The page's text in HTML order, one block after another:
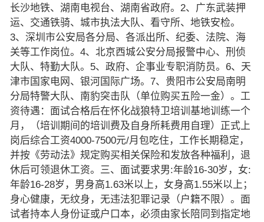
长沙地铁、湖南电视台、湖南省政府。2、广东武装押
运、交通铁骑、城市执法大队、看守所、地铁安检。
3、深圳市公安局各分局、各派出所、纪委、法院、海
关等工作岗位。4、北京西城公安分局报警中心、刑侦
大队、特勤大队。5、政府、企事业专职消防员。6、天
津市国家电网、银河国际广场。7、贵阳市公安局南明
分局特警大队、南豹突击队（单位购买五险一金）。工
资待遇：面试合格后在怀化战狼特卫培训基地训练一个
月，（培训期间的培训费及自身所耗费用自理）正式上
岗后综合工资4000-7500元/月包吃住，工作长期稳定，
并按《劳动法》规定购买相关保险和发放各种福利，退
休后可领退休工资。三、面试要求男:年龄16-30岁，女:
年龄16-28岁，男身高1.63米以上，女身高1.55米以上；
身心健康，无纹身，无违法犯罪记录（户籍不限）。面
试者持本人身份证或户口本，必须由家长陪同到指定地